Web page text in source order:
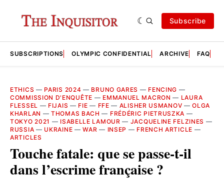
Subscribe
SUBSCRIPTIONS OLYMPIC CONFIDENTIAL ARCHIVE FAQ
ETHICS — PARIS 2024 — BRUNO GARES — FENCING —
COMMISSION D'ENQUÊTE — EMMANUEL MACRON — LAURA
FLESSEL — FIJAIS — FIE — FFE — ALISHER USMANOV —OLGA
KHARLAN —THOMAS BACH — FRÉDÉRIC PIETRUSZKA —
TOKYO 2021 — ISABELLE LAMOUR — JACQUELINE FELZINES —
RUSSIA — UKRAINE —WAR — INSEP — FRENCH ARTICLE —
ARTICLES
Touche fatale: que se passe-t-il
dans l’escrime française ?